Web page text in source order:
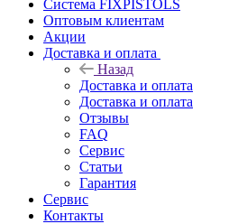
Система FIXPISTOLS
Оптовым клиентам
Акции
Доставка и оплата
Назад
Доставка и оплата
Доставка и оплата
Отзывы
FAQ
Сервис
Статьи
Гарантия
Сервис
Контакты